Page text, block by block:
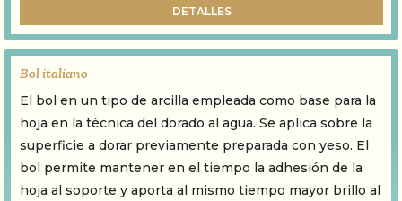
DETALLES
Bol italiano
El bol en un tipo de arcilla empleada como base para la
hoja en la técnica del dorado al agua. Se aplica sobre la
superficie a dorar previamente preparada con yeso. El
bol permite mantener en el tiempo la adhesión de la
hoja al soporte y aporta al mismo tiempo mayor brillo al